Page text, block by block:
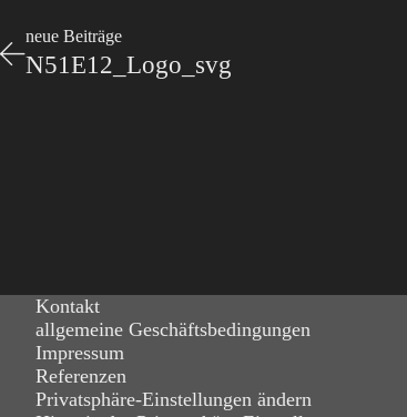
N51E12_Logo_svg
neue Beiträge
Kontakt
allgemeine Geschäftsbedingungen
Impressum
Referenzen
Privatsphäre-Einstellungen ändern